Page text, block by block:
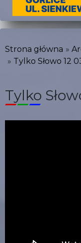
Strona główna
Tylko Słowo 12
Tylko